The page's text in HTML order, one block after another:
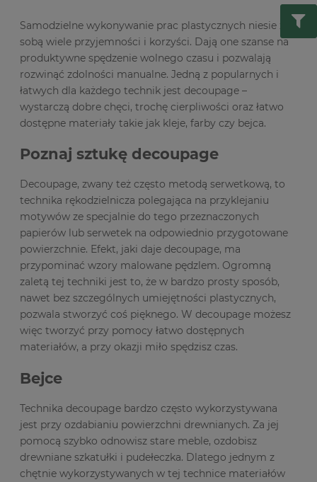
Samodzielne wykonywanie prac plastycznych niesie za
sobą wiele przyjemności i korzyści. Dają one szanse na
produktywne spędzenie wolnego czasu i pozwalają
rozwinąć zdolności manualne. Jedną z popularnych i
łatwych dla każdego technik jest decoupage –
wystarczą dobre chęci, trochę cierpliwości oraz łatwo
dostępne materiały takie jak kleje, farby czy bejca.
Poznaj sztukę decoupage
Decoupage, zwany też często metodą serwetkową, to
technika rękodzielnicza polegająca na przyklejaniu
motywów ze specjalnie do tego przeznaczonych
papierów lub serwetek na odpowiednio przygotowane
powierzchnie. Efekt, jaki daje decoupage, ma
przypominać wzory malowane pędzlem. Ogromną
zaletą tej techniki jest to, że w bardzo prosty sposób,
nawet bez szczególnych umiejętności plastycznych,
pozwala stworzyć coś pięknego. W decoupage możesz
więc tworzyć przy pomocy łatwo dostępnych
materiałów, a przy okazji miło spędzisz czas.
Bejce
Technika decoupage bardzo często wykorzystywana
jest przy ozdabianiu powierzchni drewnianych. Za jej
pomocą szybko odnowisz stare meble, ozdobisz
drewniane szkatułki i pudełeczka. Dlatego jednym z
chętnie wykorzystywanych w tej technice materiałów